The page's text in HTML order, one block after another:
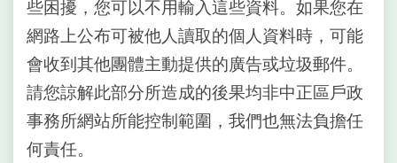
些困擾，您可以不用輸入這些資料。如果您在
網路上公布可被他人讀取的個人資料時，可能
會收到其他團體主動提供的廣告或垃圾郵件。
請您諒解此部分所造成的後果均非中正區戶政
事務所網站所能控制範圍，我們也無法負擔任
何責任。